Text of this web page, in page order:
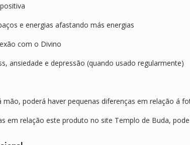
e energias afastando más energias
com o Divino
ansiedade e depressão (quando usado regularmente)
poderá haver pequenas diferenças em relação á
em relação este produto no site Templo de Buda,